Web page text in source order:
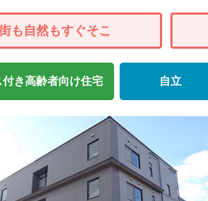
も自然もすぐそこ
付き高齢者向け住宅 自立